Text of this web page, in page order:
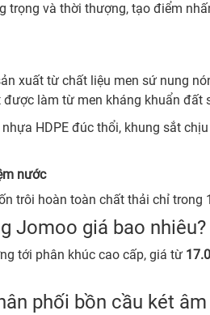
trọng và thời thượng, tạo điểm
xuất từ chất liệu men sứ nung
làm từ men kháng khuẩn đất
HDPE đúc thổi, khung sắt
nước
trôi hoàn toàn chất thải chỉ
Jomoo giá bao nhiêu?
tới phân khúc cao cấp, giá từ
phối bồn cầu két